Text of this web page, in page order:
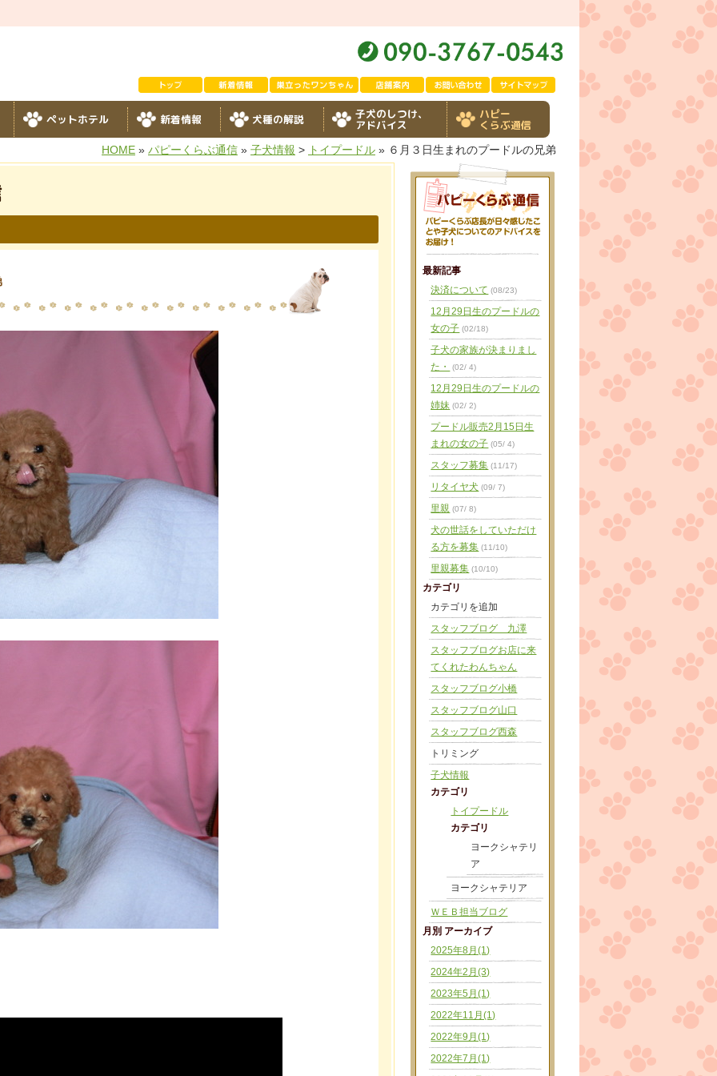
ペットホテル 新着情報 犬種の解説 子犬のしつけ、
アドバイス
ハピー
くらぶ通信
HOME » パピーくらぶ通信 » 子犬情報 > トイプードル » ６月３日生まれのプードルの兄弟
最新記事
決済について (08/23)
12月29日生のプードルの
女の子 (02/18)
子犬の家族が決まりまし
た・
(02/ 4)
12月29日生のプードルの
姉妹 (02/ 2)
プードル販売2月15日生
まれの女の子 (05/ 4)
スタッフ募集 (11/17)
リタイヤ犬 (09/ 7)
里親 (07/ 8)
犬の世話をしていただけ
る方を募集 (11/10)
里親募集 (10/10)
カテゴリ
カテゴリを追加
スタッフブログ 九澤
スタッフブログお店に来
てくれたわんちゃん
スタッフブログ小橋
スタッフブログ山口
スタッフブログ西森
トリミング
子犬情報
カテゴリ
トイプードル
カテゴリ
ヨークシャテリ
ア
ヨークシャテリア
ＷＥＢ担当ブログ
月別 アーカイブ
2025年8月(1)
2024年2月(3)
2023年5月(1)
2022年11月(1)
2022年9月(1)
2022年7月(1)